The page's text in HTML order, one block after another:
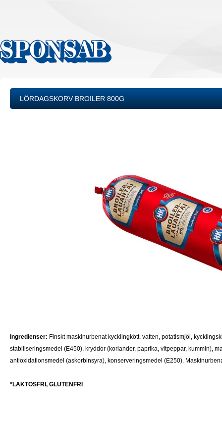
LÖRDAGSKORV BROILER 800G
Ingredienser: Finskt maskinurbenat kycklingkött, vatten, potatismjöl,
stabiliseringsmedel (E450), kryddor (koriander, paprika, vitpeppar, kummin),
antioxidationsmedel (askorbinsyra), konserveringsmedel (E250).
*LAKTOSFRI, GLUTENFRI